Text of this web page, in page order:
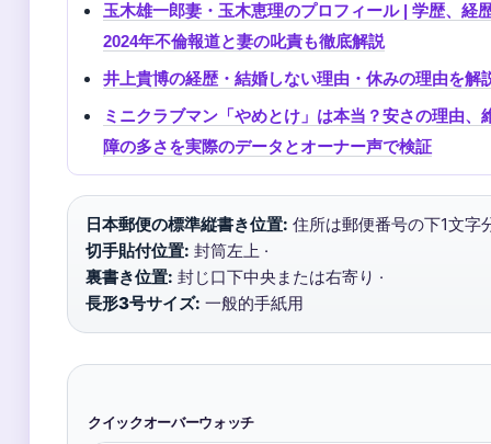
玉木雄一郎妻・玉木恵理のプロフィール | 学歴、経
2024年不倫報道と妻の叱責も徹底解説
井上貴博の経歴・結婚しない理由・休みの理由を解
ミニクラブマン「やめとけ」は本当？安さの理由、
障の多さを実際のデータとオーナー声で検証
日本郵便の標準縦書き位置: 住所は郵便番号の下1文字
切手貼付位置: 封筒左上 ·
裏書き位置: 封じ口下中央または右寄り ·
長形3号サイズ: 一般的手紙用
クイックオーバーウォッチ